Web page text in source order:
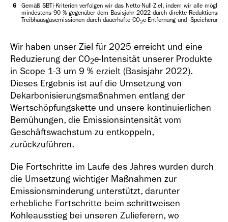
6
Gemäß SBTi-Kriterien verfolgen wir das Netto-Null-Ziel, indem wir alle
mindestens 90 % gegenüber dem Basisjahr 2022 durch direkte
Treibhausgasemissionen durch dauerhafte CO2e-Entfernung und -Speicherung
Wir haben unser Ziel für 2025 erreicht und eine
Reduzierung der CO2e-Intensität unserer Produkte
in Scope 1-3 um 9 % erzielt (Basisjahr 2022).
Dieses Ergebnis ist auf die Umsetzung von
Dekarbonisierungsmaßnahmen entlang der
Wertschöpfungskette und unsere kontinuierlichen
Bemühungen, die Emissionsintensität vom
Geschäftswachstum zu entkoppeln,
zurückzuführen.
Die Fortschritte im Laufe des Jahres wurden durch
die Umsetzung wichtiger Maßnahmen zur
Emissionsminderung unterstützt, darunter
erhebliche Fortschritte beim schrittweisen
Kohleausstieg bei unseren Zulieferern, wo